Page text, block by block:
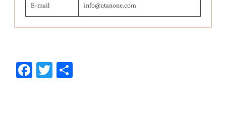
E-mail info@utanone.com
Fa T